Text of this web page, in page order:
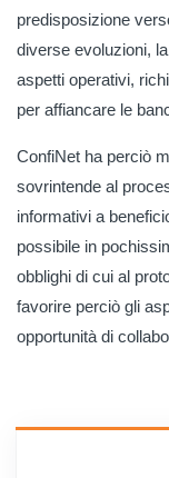
predisposizione
diverse evoluzioni,
aspetti operativi,
per affiancare le
ConfiNet ha perciò
sovrintende al
informativi a
possibile in
obblighi di cui al
favorire perciò gli
opportunità di